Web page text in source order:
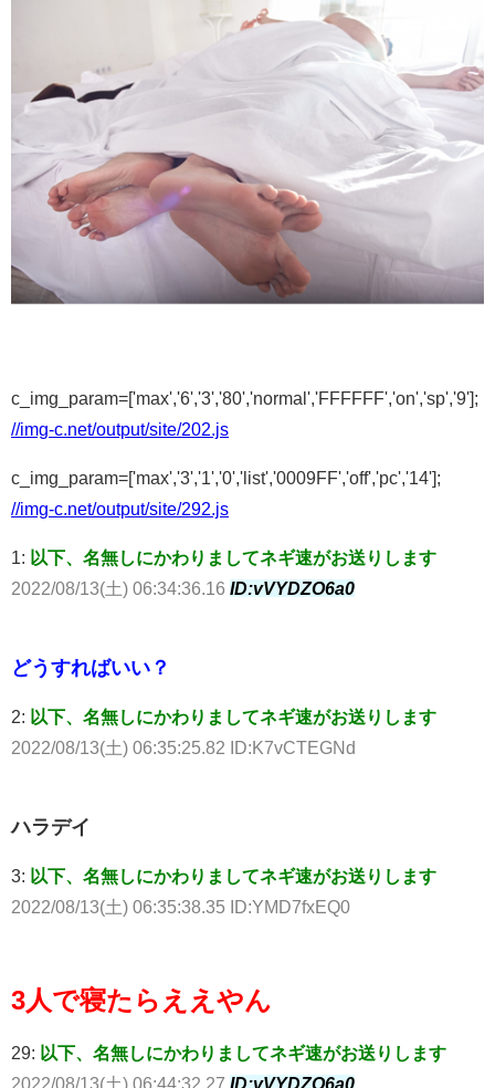
c_img_param=['max','6','3','80','normal','FFFFFF','on','sp','9'];
//img-c.net/output/site/202.js
c_img_param=['max','3','1','0','list','0009FF','off','pc','14'];
//img-c.net/output/site/292.js
1: 以下、名無しにかわりましてネギ速がお送りします
2022/08/13(土) 06:34:36.16 ID:vVYDZO6a0
どうすればいい？
2: 以下、名無しにかわりましてネギ速がお送りします
2022/08/13(土) 06:35:25.82 ID:K7vCTEGNd
ハラデイ
3: 以下、名無しにかわりましてネギ速がお送りします
2022/08/13(土) 06:35:38.35 ID:YMD7fxEQ0
3人で寝たらええやん
29: 以下、名無しにかわりましてネギ速がお送りします
2022/08/13(土) 06:44:32.27 ID:vVYDZO6a0